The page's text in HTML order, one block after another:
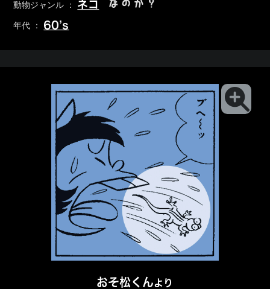
動物ジャンル ： ネコ なのか？
年代 ： 60’s
おそ松くんより